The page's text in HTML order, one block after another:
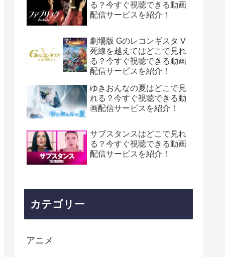
る？今すぐ視聴できる動画
配信サービスを紹介！
劇場版 Gのレコンギスタ V
死線を越えてはどこで見れ
る？今すぐ視聴できる動画
配信サービスを紹介！
ゆきおんなの夏はどこで見
れる？今すぐ視聴できる動
画配信サービスを紹介！
サブスタンスはどこで見れ
る？今すぐ視聴できる動画
配信サービスを紹介！
カテゴリー
アニメ